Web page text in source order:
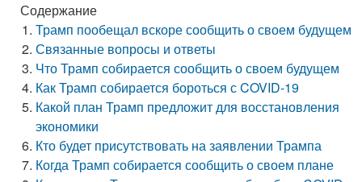
Содержание
Трамп пообещал вскоре сообщить о своем будущем
Связанные вопросы и ответы
Что Трамп собирается сообщить о своем будущем
Как Трамп собирается бороться с COVID-19
Какой план Трамп предложит для восстановления
экономики
Кто будет присутствовать на заявлении Трампа
Когда Трамп собирается сообщить о своем плане